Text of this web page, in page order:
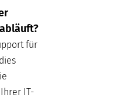
für
IT-